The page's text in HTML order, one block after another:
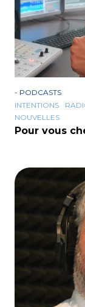
- PODCASTS
INTENTIONS
NOUVELLES
Pour vous